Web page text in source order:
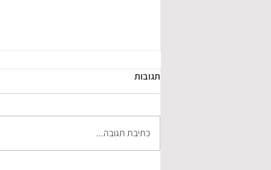
תגובות
כתיבת תגובה...